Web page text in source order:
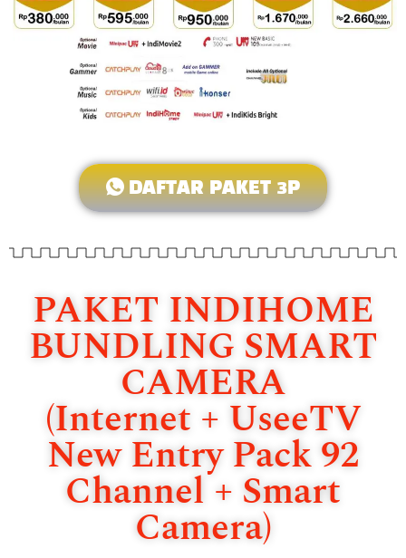
DAFTAR PAKET 3P
PAKET INDIHOME
BUNDLING SMART
CAMERA
(Internet + UseeTV
New Entry Pack 92
Channel + Smart
Camera)